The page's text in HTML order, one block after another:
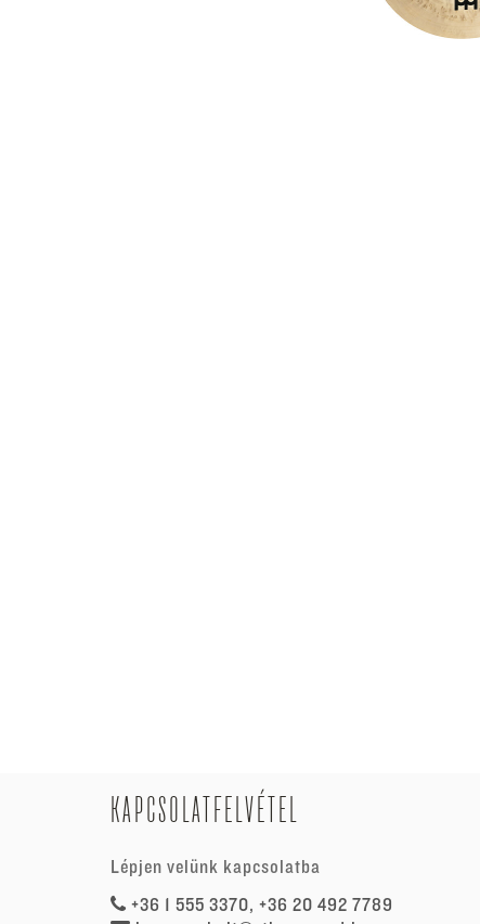
KAPCSOLATFELVÉTEL
Lépjen velünk kapcsolatba
+36 1 555 3370, +36 20 492 7789